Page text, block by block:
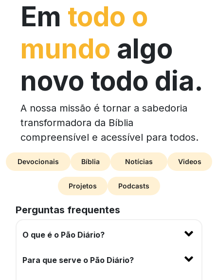
Em todo o
mundo algo
novo todo dia.
A nossa missão é tornar a sabedoria
transformadora da Bíblia
compreensível e acessível para todos.
Devocionais Bíblia Notícias Videos
Projetos Podcasts
Perguntas frequentes
O que é o Pão Diário?
Para que serve o Pão Diário?